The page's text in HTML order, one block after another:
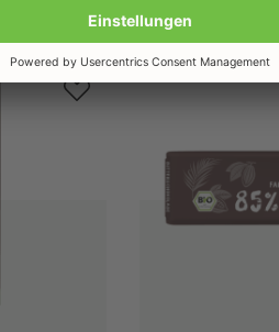
Noch mehr Schokolade